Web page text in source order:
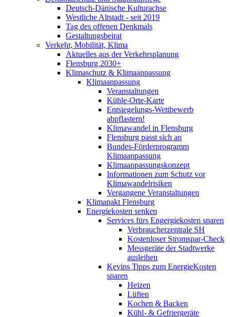
Deutsch-Dänische Kulturachse
Westliche Altstadt - seit 2019
Tag des offenen Denkmals
Gestaltungsbeirat
Verkehr, Mobilität, Klima
Aktuelles aus der Verkehrsplanung
Flensburg 2030+
Klimaschutz & Klimaanpassung
Klimaanpassung
Veranstaltungen
Kühle-Orte-Karte
Entsiegelungs-Wettbewerb
abpflastern!
Klimawandel in Flensburg
Flensburg passt sich an
Bundes-Förderprogramm
Klimaanpassung
Klimaanpassungskonzept
Informationen zum Schutz vor
Klimawandelrisiken
Vergangene Veranstaltungen
Klimapakt Flensburg
Energiekosten senken
Services fürs Engergiekosten sparen
Verbraucherzentrale SH
Kostenloser Stromspar-Check
Messgeräte der Stadtwerke
ausleihen
Kevins Tipps zum EnergieKosten
sparen
Heizen
Lüften
Kochen & Backen
Kühl- & Gefriergeräte